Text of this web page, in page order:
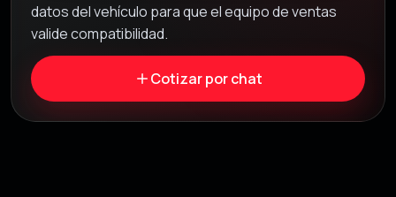
datos del vehículo para que el equipo de ventas
valide compatibilidad.
Cotizar por chat